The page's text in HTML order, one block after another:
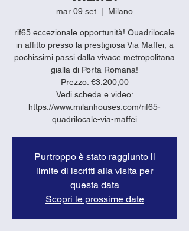
mar 09 set Milano
rif65 eccezionale opportunità! Quadrilocale
in affitto presso la prestigiosa Via Maffei, a
pochissimi passi dalla vivace metropolitana
gialla di Porta Romana!
Prezzo: €3.200,00
Vedi scheda e video:
https://www.milanhouses.com/rif65-
quadrilocale-via-maffei
Purtroppo è stato raggiunto il
limite di iscritti alla visita per
questa data
Scopri le prossime date